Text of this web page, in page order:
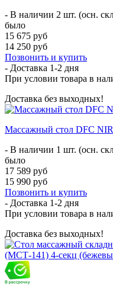
- В наличии 2 шт. (осн.
было
15 675 руб
14 250 руб
Позвонить и купить
- Доставка 1-2 дня
При условии товара в
Доставка без выходных!
Массажный стол DFC
- В наличии 1 шт. (осн.
было
17 589 руб
15 990 руб
Позвонить и купить
- Доставка 1-2 дня
При условии товара в
Доставка без выходных!